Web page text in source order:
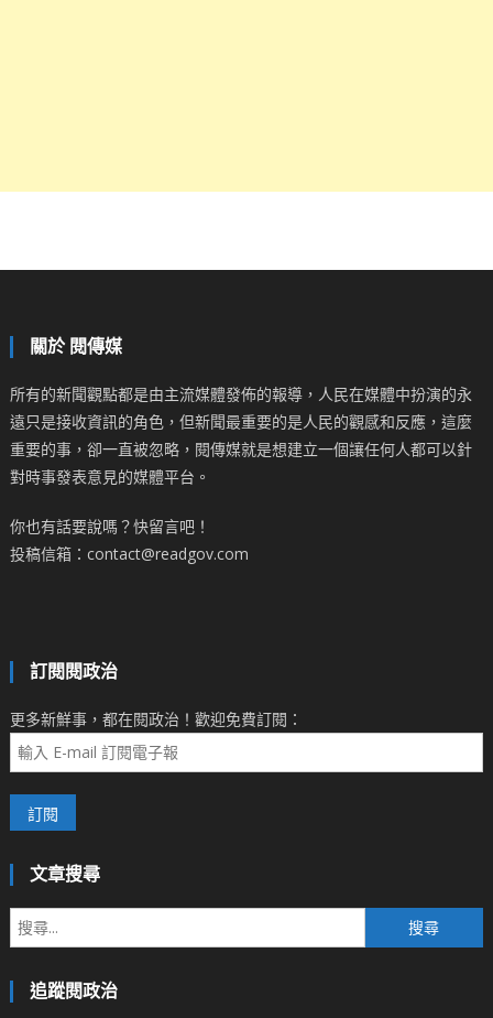
關於 閱傳媒
所有的新聞觀點都是由主流媒體發佈的報導，人民在媒體中扮演的永
遠只是接收資訊的角色，但新聞最重要的是人民的觀感和反應，這麼
重要的事，卻一直被忽略，閱傳媒就是想建立一個讓任何人都可以針
對時事發表意見的媒體平台。
你也有話要說嗎？快留言吧！
投稿信箱：contact@readgov.com
訂閱閱政治
更多新鮮事，都在閱政治！歡迎免費訂閱：
文章搜尋
尋
追蹤閱政治